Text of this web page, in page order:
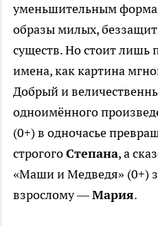
уменьшительным
образы милых,
существ. Но стоит лишь
имена, как картина
Добрый и
одноимённого
(0+) в одночасье
строгогоСтепана, а
«Маши и Медведя» (0+)
взрослому —Мария.